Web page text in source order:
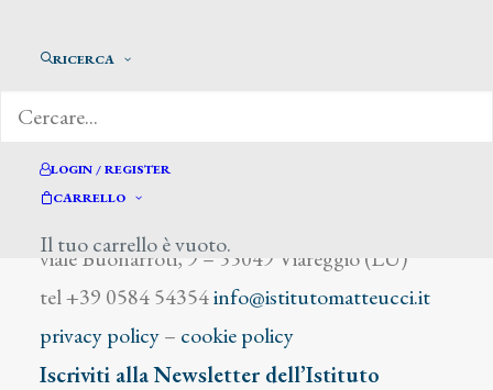
RICERCA
LOGIN / REGISTER
CARRELLO
Il tuo carrello è vuoto.
viale Buonarroti, 9 – 55049 Viareggio (LU)
tel +39 0584 54354info@istitutomatteucci.it
privacy policy– cookie policy
Iscriviti alla Newsletter dell’Istituto